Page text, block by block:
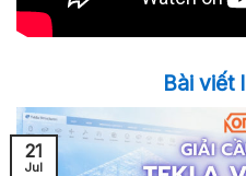
Bài viết
21
Jul